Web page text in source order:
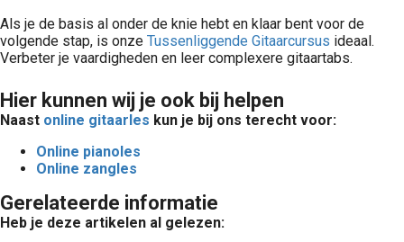
Als je de basis al onder de knie hebt en klaar bent voor de
volgende stap, is onze Tussenliggende Gitaarcursus ideaal.
Verbeter je vaardigheden en leer complexere gitaartabs.
Hier kunnen wij je ook bij helpen
Naast online gitaarles kun je bij ons terecht voor:
Online pianoles
Online zangles
Gerelateerde informatie
Heb je deze artikelen al gelezen: